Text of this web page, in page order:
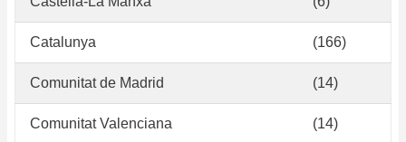
Catalunya (166)
Comunitat de Madrid (14)
Comunitat Valenciana (14)